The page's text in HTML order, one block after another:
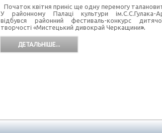
Початок квітня приніс ще одну перемогу
У районному Палаці культури ім.С.С.Гулака-
відбувся районний фестиваль-конкурс
творчості «Мистецький дивокрай Черкащини».
ДЕТАЛЬНІШЕ...